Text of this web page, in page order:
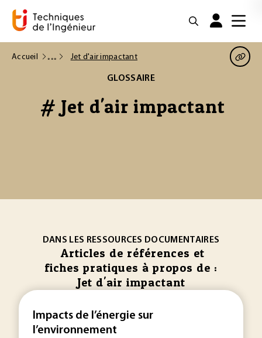
Accueil Jet d'air impactant
GLOSSAIRE
# Jet d'air impactant
DANS LES RESSOURCES DOCUMENTAIRES
Articles de références et
fiches pratiques à propos de :
Jet d'air impactant
Impacts de l’énergie sur
l’environnement